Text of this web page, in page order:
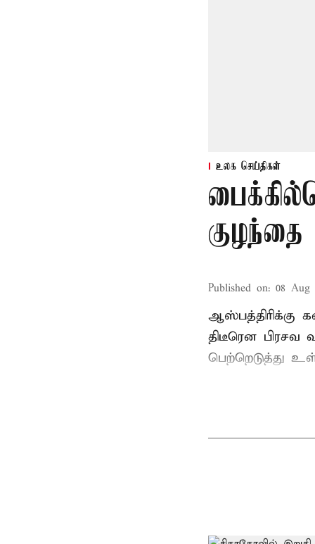
உலக செய்திகள்
Published on: 08 Aug
ஆஸ்பத்திரிக்கு
திடீரென பிரசவ
பெற்றெடுத்து